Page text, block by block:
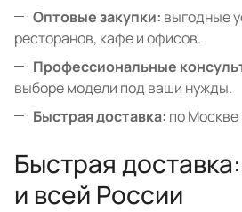
Оптовые закупки: выгодные
ресторанов, кафе и офисов.
Профессиональные
выборе модели под ваши нужды.
Быстрая доставка: по Москве
Быстрая
и всей России